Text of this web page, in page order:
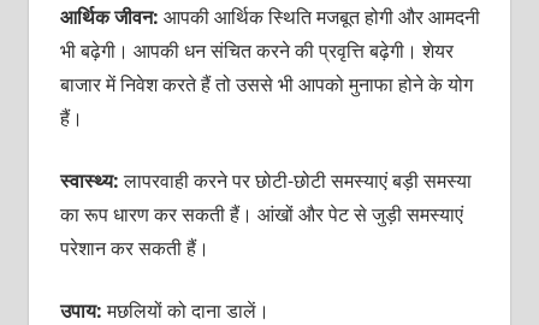
आर्थिक जीवन: आपकी आर्थिक स्थिति मजबूत होगी और आमदनी
भी बढ़ेगी। आपकी धन संचित करने की प्रवृत्ति बढ़ेगी। शेयर
बाजार में निवेश करते हैं तो उससे भी आपको मुनाफा होने के योग
हैं।
स्वास्थ्य:लापरवाही करने पर छोटी-छोटी समस्याएं बड़ी समस्या
का रूप धारण कर सकती हैं। आंखों और पेट से जुड़ी समस्याएं
परेशान कर सकती हैं।
उपाय:मछलियों को दाना डालें।